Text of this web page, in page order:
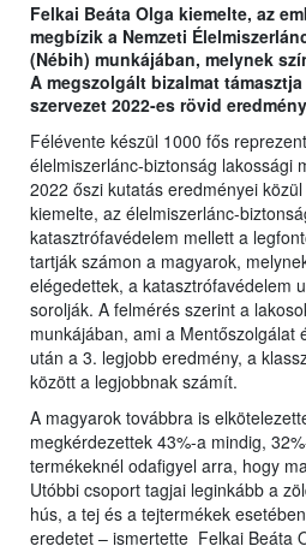
Felkai Beáta Olga kiemelte, az
megbízik a Nemzeti
(Nébih) munkájában, melynek
A megszolgált bizalmat
szervezet 2022-es rövid
Félévente készül 1000 fős
élelmiszerlánc-biztonság lakossági
2022 őszi kutatás eredményei
kiemelte, az élelmiszerlánc-
katasztrófavédelem mellett a
tartják számon a magyarok,
elégedettek, a katasztrófavédelem
sorolják. A felmérés szerint a
munkájában, ami a Mentőszolgálat
után a 3. legjobb eredmény, a
között a legjobbnak számít.
A magyarok továbbra is
megkérdezettek 43%-a mindig,
termékeknél odafigyel arra, hogy
Utóbbi csoport tagjai leginkább a
hús, a tej és a tejtermékek
eredetet – ismertette Felkai Beáta